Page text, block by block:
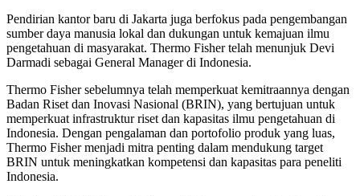
Pendirian kantor baru di Jakarta juga berfokus pada pengembangan
sumber daya manusia lokal dan dukungan untuk kemajuan ilmu
pengetahuan di masyarakat. Thermo Fisher telah menunjuk Devi
Darmadi sebagai General Manager di Indonesia.
Thermo Fisher sebelumnya telah memperkuat kemitraannya dengan
Badan Riset dan Inovasi Nasional (BRIN), yang bertujuan untuk
memperkuat infrastruktur riset dan kapasitas ilmu pengetahuan di
Indonesia. Dengan pengalaman dan portofolio produk yang luas,
Thermo Fisher menjadi mitra penting dalam mendukung target
BRIN untuk meningkatkan kompetensi dan kapasitas para peneliti
Indonesia.